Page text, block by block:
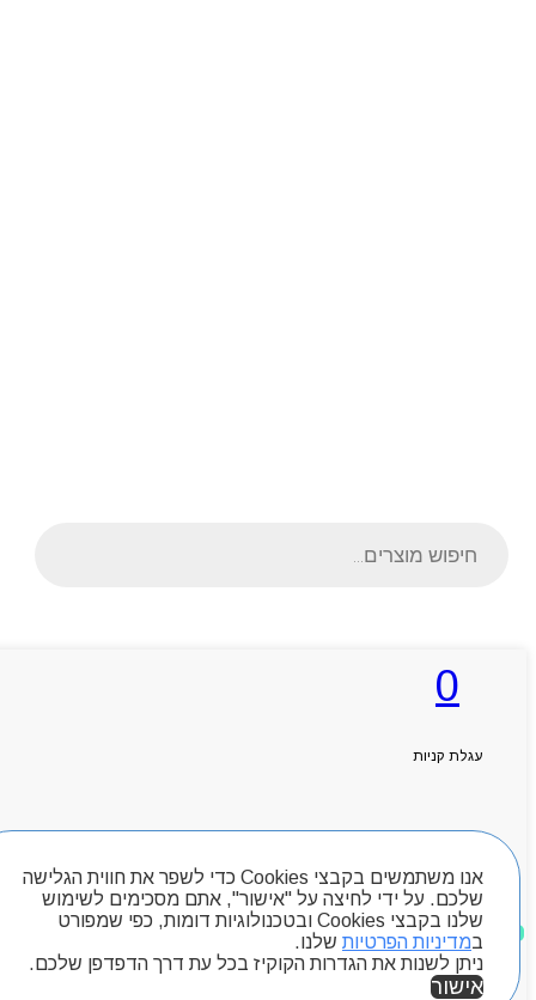
אנו משתמשים בקבצי Cookies כדי לשפר את חווית הגלישה
שלכם. על ידי לחיצה על "אישור", אתם מסכימים לשימוש
שלנו בקבצי Cookies ובטכנולוגיות דומות, כפי שמפורט
במדיניות הפרטיות שלנו.
ניתן לשנות את הגדרות הקוקיז בכל עת דרך הדפדפן שלכם.
אישור
0
עגלת קניות
חיפוש מוצרים
מוצרים שאהבתי
search
ראשי
אודותניו
המגזין
יצירת קשר
Byou